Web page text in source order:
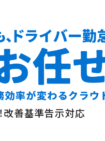
改善基準告示対応